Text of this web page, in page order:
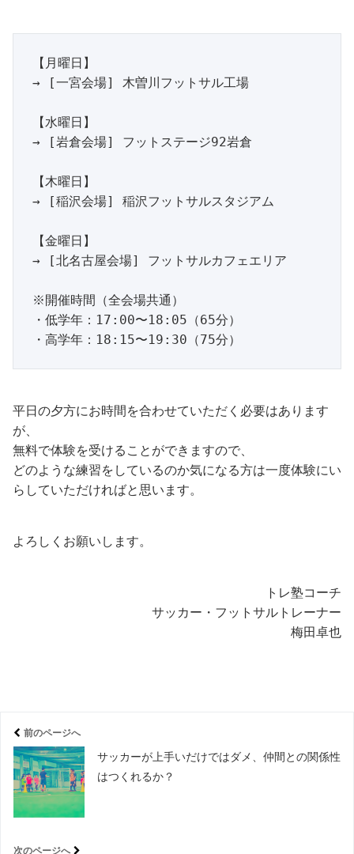
【月曜日】
→ [一宮会場] 木曽川フットサル工場
【水曜日】
→ [岩倉会場] フットステージ92岩倉
【木曜日】
→ [稲沢会場] 稲沢フットサルスタジアム
【金曜日】
→ [北名古屋会場] フットサルカフェエリア
※開催時間（全会場共通）
・低学年：17:00〜18:05（65分）
平日の夕方にお時間を合わせていただく必要はあります
が、
無料で体験を受けることができますので、
どのような練習をしているのか気になる方は一度体験にい
らしていただければと思います。
よろしくお願いします。
トレ塾コーチ
サッカー・フットサルトレーナー
梅田卓也
前のページへ
サッカーが上手いだけではダメ、仲間との関係性
はつくれるか？
次のページへ